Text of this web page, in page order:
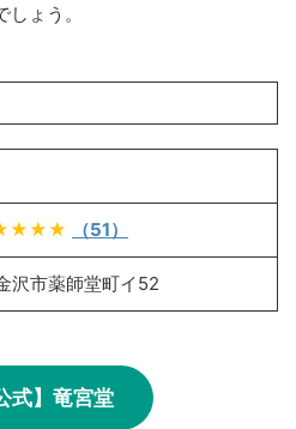
ょう。
（51）
沢市薬師堂町イ52
式】竜宮堂